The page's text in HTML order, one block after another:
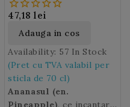
47,18 lei
Adauga in cos
Availability: 57 In Stock
(Pret cu TVA valabil per
sticla de 70 cl)
Ananasul (en.
Pineapple), ce incantare!